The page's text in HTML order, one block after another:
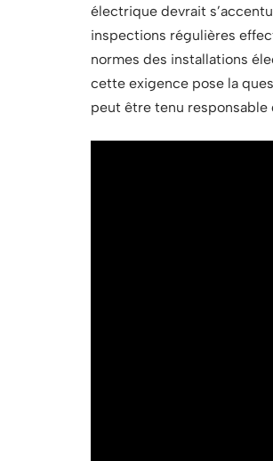
électrique devrait
inspections régulières
normes des installations
cette exigence pose la
peut être tenu responsable